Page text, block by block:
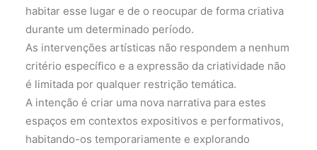
habitar esse lugar e de o reocupar de forma criativa
durante um determinado período.
As intervenções artísticas não respondem a nenhum
critério específico e a expressão da criatividade não
é limitada por qualquer restrição temática.
A intenção é criar uma nova narrativa para estes
espaços em contextos expositivos e performativos,
habitando-os temporariamente e explorando